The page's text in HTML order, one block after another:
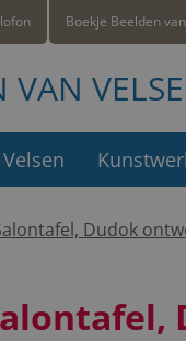
Boekje Beelden
VAN
Dudok